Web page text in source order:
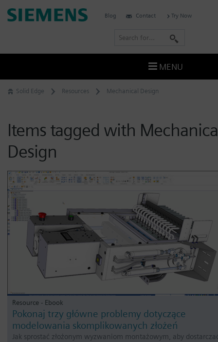
Skip
to
Solid Edge Resources Mechanical Design
Items tagged with
Design
Resource - Ebook
Pokonaj trzy główne problemy dotyczące
modelowania skomplikowanych złożeń
Jak sprostać złożonym wyzwaniom montażowym, aby
Siemens
Blog Contact Try Now
r
c
MENU